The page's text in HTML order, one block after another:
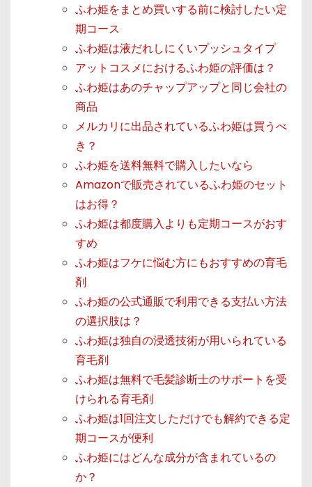
ふわ姫をまとめ買いする前に検討したい定
期コース
ふわ姫は液だれしにくいプッシュタイプ
アットコスメにおけるふわ姫の評価は？
ふわ姫はあのチャップアップと同じ会社の
商品
メルカリに出品されているふわ姫は買うべ
き？
ふわ姫を送料無料で購入したいなら
Amazonで販売されているふわ姫のセット
はお得？
ふわ姫は都度購入よりも定期コースがおす
すめ
ふわ姫はフケに悩む方にもおすすめの育毛
剤
ふわ姫の公式通販で利用できる支払い方法
の選択肢は？
ふわ姫は独自の浸透技術が用いられている
育毛剤
ふわ姫は無料で毛髪診断士のサポートを受
けられる育毛剤
ふわ姫は1回注文しただけでも解約できる定
期コースが便利
ふわ姫にはどんな成分が含まれているの
か？